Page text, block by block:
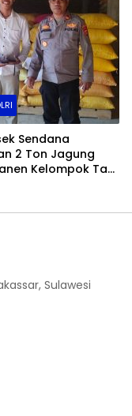
Sendana
2 Ton Jagung
Kelompok Tani
Sulawesi